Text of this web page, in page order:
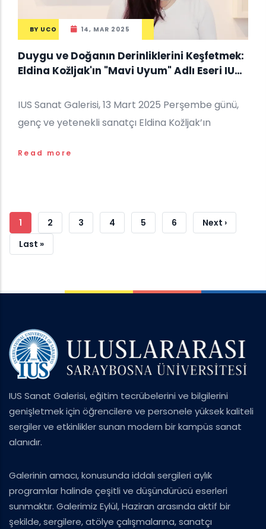
BY UCO 14, MAR 2025
Duygu ve Doğanın Derinliklerini Keşfetmek:
Eldina Kožljak'ın "Mavi Uyum" Adlı Eseri IUS
IUS Sanat Galerisi, 13 Mart 2025 Perşembe günü,
genç ve yetenekli sanatçı Eldina Kožljak’ın
Read more
Sayfalama
Şu
An
1 Sayfa
2 Sayfa
3 Sayfa
4 Sayfa
5 Sayfa
6
Sonraki
Next ›
Son
Last »
IUS Sanat Galerisi, eğitim tecrübelerini ve bilgilerini
genişletmek için öğrencilere ve personele yüksek kaliteli
sergiler ve etkinlikler sunan modern bir kampüs sanat
alanıdır.
Galerinin amacı, konusunda iddalı sergileri aylık
programlar halinde çeşitli ve düşündürücü eserleri
sunmaktır. Galerimiz Eylül, Haziran arasında aktif bir
şekilde, sergilere, atölye çalışmalarına, sanatçı